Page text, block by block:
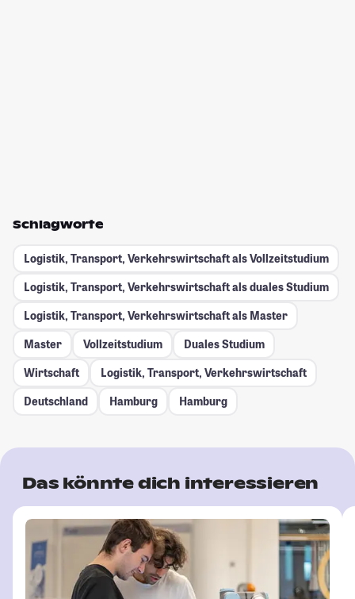
Schlagworte
Logistik, Transport, Verkehrswirtschaft als Vollzeitstudium
Logistik, Transport, Verkehrswirtschaft als duales Studium
Logistik, Transport, Verkehrswirtschaft als Master
Master
Vollzeitstudium
Duales Studium
Wirtschaft
Logistik, Transport, Verkehrswirtschaft
Deutschland
Hamburg Hamburg
Das könnte dich interessieren